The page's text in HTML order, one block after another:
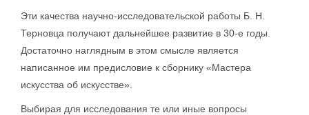
Эти качества научно-исследовательской работы Б. Н.
Терновца получают дальнейшее развитие в 30-е годы.
Достаточно наглядным в этом смысле является
написанное им предисловие к сборнику «Мастера
искусства об искусстве».
Выбирая для исследования те или иные вопросы